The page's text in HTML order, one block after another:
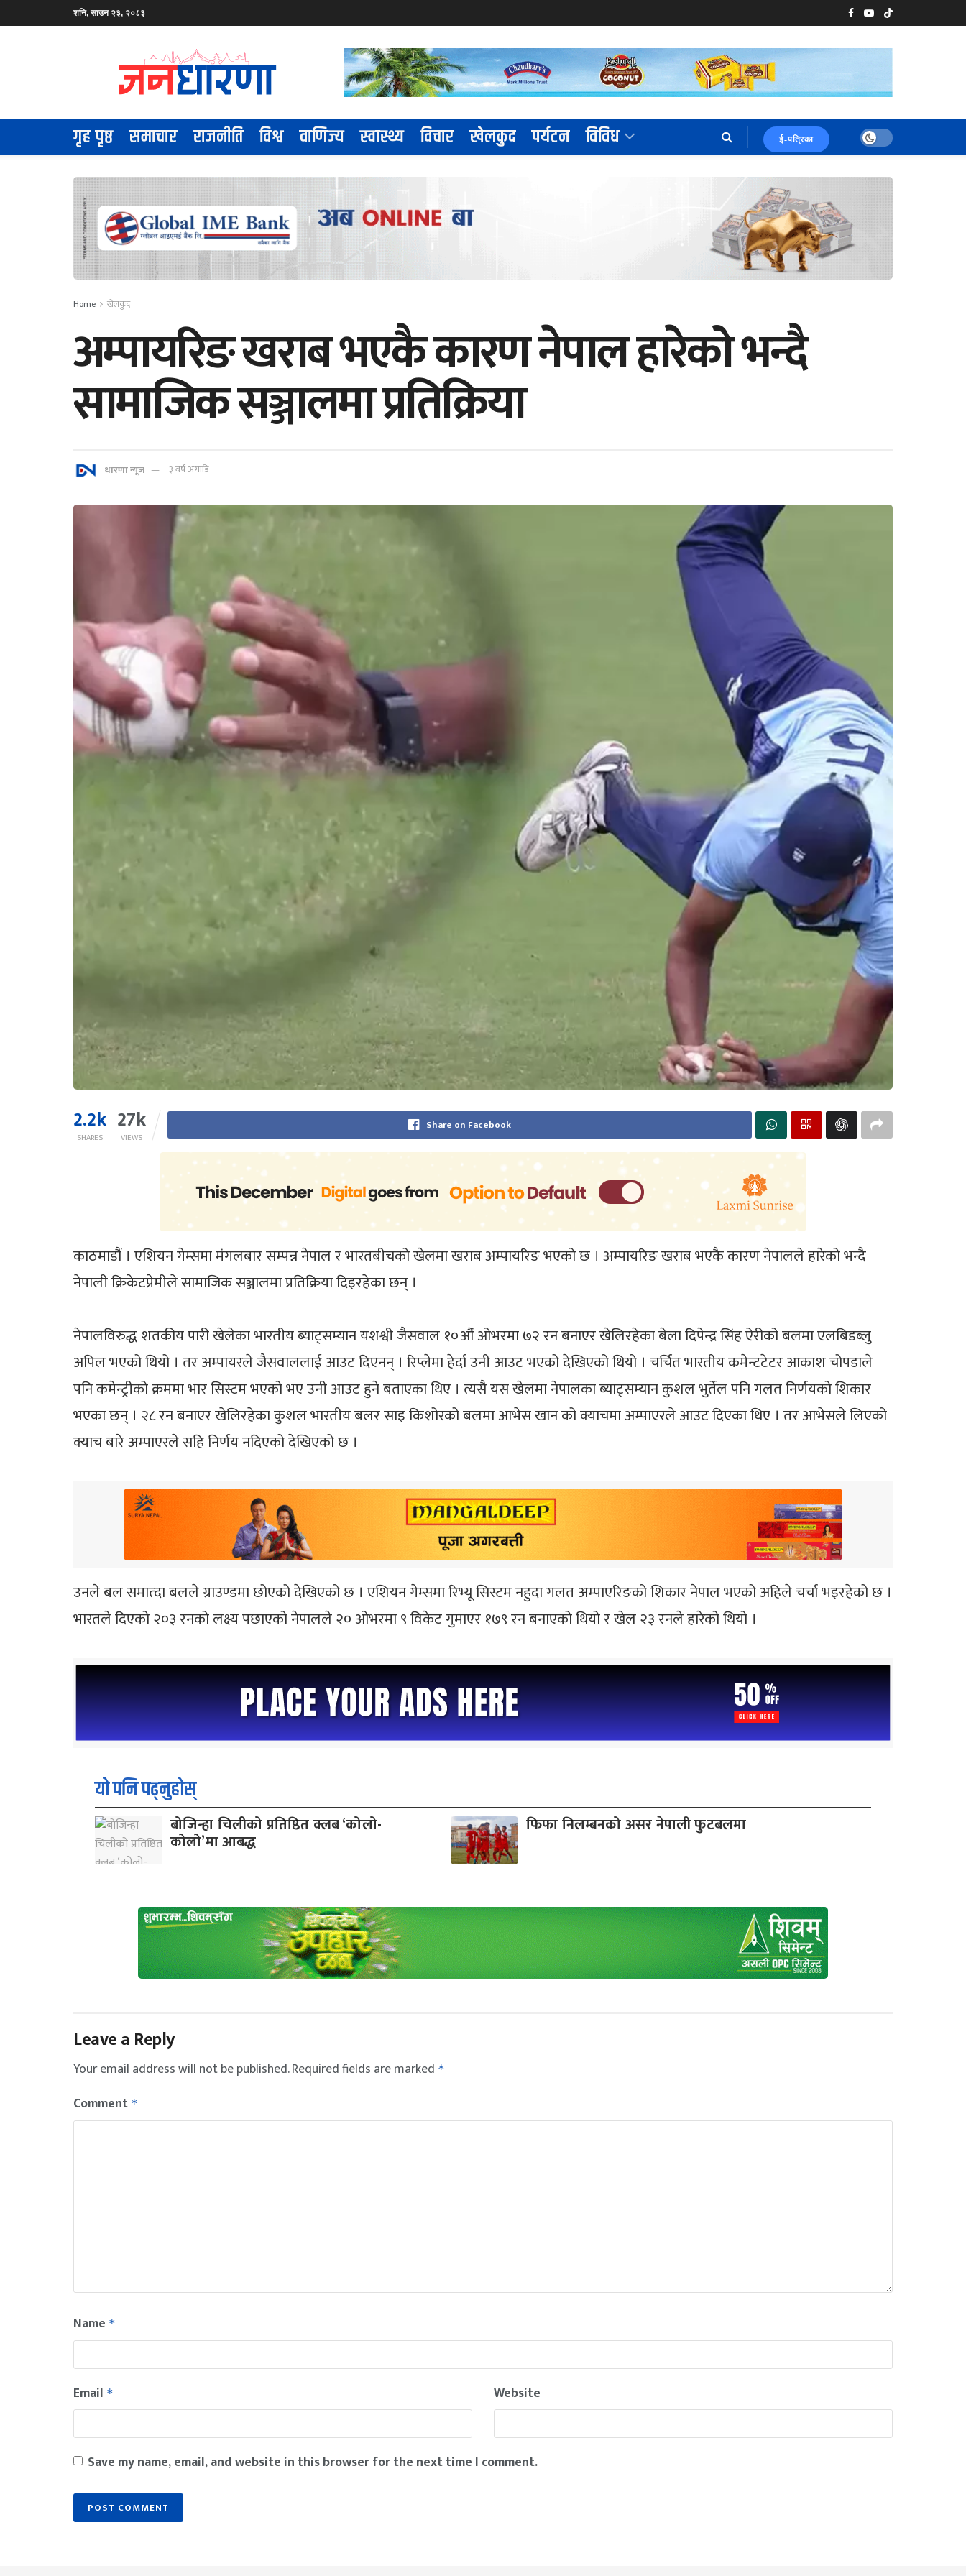
शनि, साउन २३, २०८३
गृह पृष्ठ समाचार राजनीति विश्व वाणिज्य स्वास्थ्य विचार खेलकुद पर्यटन विविध ई-पत्रिका
Home खेलकुद
अम्पायरिङ खराब भएकै कारण नेपाल हारेको भन्दै
सामाजिक सञ्जालमा प्रतिक्रिया
धारणा न्यूज ३ वर्ष अगाडि
2.2k
SHARES
27k
VIEWS
Share on Facebook
काठमाडौं । एशियन गेम्समा मंगलबार सम्पन्न नेपाल र भारतबीचको खेलमा खराब अम्पायरिङ भएको छ । अम्पायरिङ खराब भएकै कारण नेपालले हारेको भन्दै
नेपाली क्रिकेटप्रेमीले सामाजिक सञ्जालमा प्रतिक्रिया दिइरहेका छन् ।
नेपालविरुद्ध शतकीय पारी खेलेका भारतीय ब्याट्सम्यान यशश्वी जैसवाल १०औं ओभरमा ७२ रन बनाएर खेलिरहेका बेला दिपेन्द्र सिंह ऐरीको बलमा एलबिडब्लु
अपिल भएको थियो । तर अम्पायरले जैसवाललाई आउट दिएनन् । रिप्लेमा हेर्दा उनी आउट भएको देखिएको थियो । चर्चित भारतीय कमेन्टटेटर आकाश चोपडाले
पनि कमेन्ट्रीको क्रममा भार सिस्टम भएको भए उनी आउट हुने बताएका थिए । त्यसै यस खेलमा नेपालका ब्याट्सम्यान कुशल भुर्तेल पनि गलत निर्णयको शिकार
भएका छन् । २८ रन बनाएर खेलिरहेका कुशल भारतीय बलर साइ किशोरको बलमा आभेस खान को क्याचमा अम्पाएरले आउट दिएका थिए । तर आभेसले लिएको
क्याच बारे अम्पाएरले सहि निर्णय नदिएको देखिएको छ ।
उनले बल समात्दा बलले ग्राउण्डमा छोएको देखिएको छ । एशियन गेम्समा रिभ्यू सिस्टम नहुदा गलत अम्पाएरिङको शिकार नेपाल भएको अहिले चर्चा भइरहेको छ ।
भारतले दिएको २०३ रनको लक्ष्य पछाएको नेपालले २० ओभरमा ९ विकेट गुमाएर १७९ रन बनाएको थियो र खेल २३ रनले हारेको थियो ।
यो पनि पढ्नुहोस्
बोजिन्हा चिलीको प्रतिष्ठित क्लब ‘कोलो-
कोलो’मा आबद्ध
फिफा निलम्बनको असर नेपाली फुटबलमा
Leave a Reply
Your email address will not be published.Required fields are marked *
Comment *
Name *
Email * Website
Save my name, email, and website in this browser for the next time I comment.